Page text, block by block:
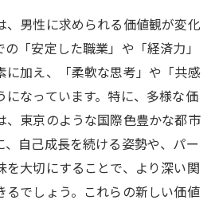
、男性に求められる価値観が変化
「安定した職業」や「経済力」
に加え、「柔軟な思考」や「共感
になっています。特に、多様な価
、東京のような国際色豊かな都市
、自己成長を続ける姿勢や、パー
を大切にすることで、より深い関
るでしょう。これらの新しい価値